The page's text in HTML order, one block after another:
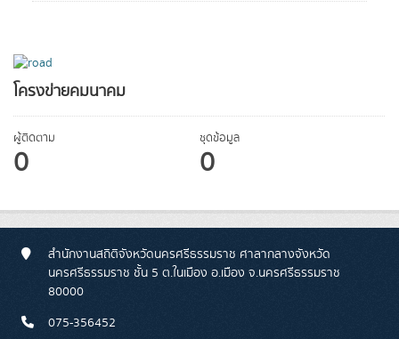
โครงข่ายคมนาคม
ผู้ติดตาม
0
ชุดข้อมูล
0
สำนักงานสถิติจังหวัดนครศรีธรรมราช ศาลากลางจังหวัด
นครศรีธรรมราช ชั้น 5 ต.ในเมือง อ.เมือง จ.นครศรีธรรมราช
80000
075-356452